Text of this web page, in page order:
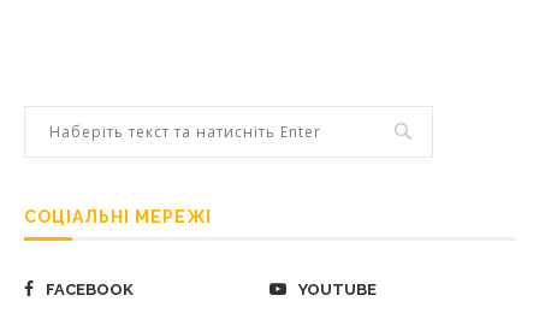
СОЦІАЛЬНІ МЕРЕЖІ
FACEBOOK YOUTUBE